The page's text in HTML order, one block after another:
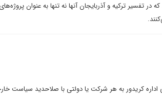
تفسیر ترکیه و آذربایجان آنها نه تنها به عنوان
اداره کریدور به هر شرکت یا دولتی با صلاحدید سیاست